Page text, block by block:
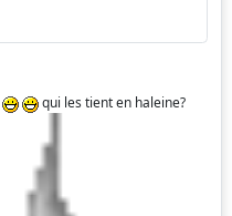
qui les tient en haleine?